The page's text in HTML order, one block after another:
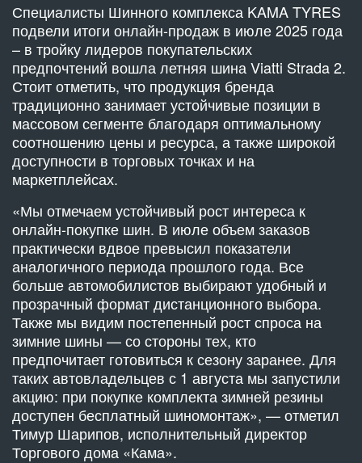
Специалисты Шинного комплекса KAMA TYRES
подвели итоги онлайн-продаж в июле 2025 года
– в тройку лидеров покупательских
предпочтений вошла летняя шина Viatti Strada 2.
Стоит отметить, что продукция бренда
традиционно занимает устойчивые позиции в
массовом сегменте благодаря оптимальному
соотношению цены и ресурса, а также широкой
доступности в торговых точках и на
маркетплейсах.
«Мы отмечаем устойчивый рост интереса к
онлайн-покупке шин. В июле объем заказов
практически вдвое превысил показатели
аналогичного периода прошлого года. Все
больше автомобилистов выбирают удобный и
прозрачный формат дистанционного выбора.
Также мы видим постепенный рост спроса на
зимние шины — со стороны тех, кто
предпочитает готовиться к сезону заранее. Для
таких автовладельцев с 1 августа мы запустили
акцию: при покупке комплекта зимней резины
доступен бесплатный шиномонтаж», — отметил
Тимур Шарипов, исполнительный директор
Торгового дома «Кама».